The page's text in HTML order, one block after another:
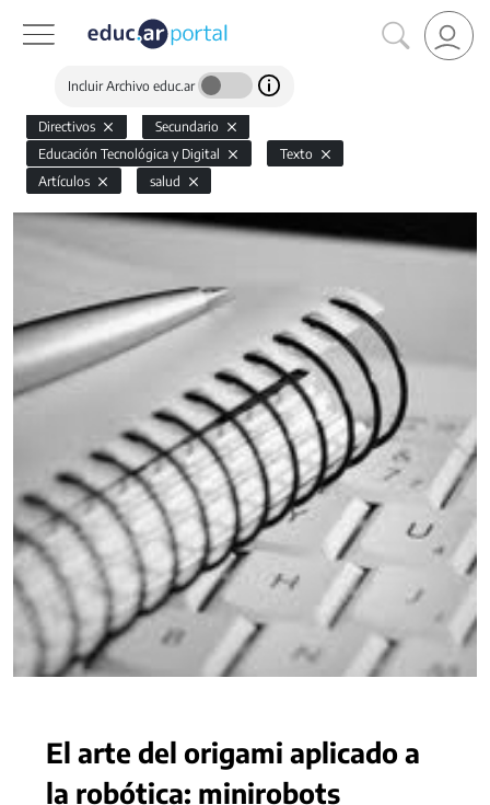
Incluir Archivo educ.ar
Directivos
Secundario
Educación Tecnológica y Digital
Texto
Artículos
salud
El arte del origami aplicado a
la robótica: minirobots